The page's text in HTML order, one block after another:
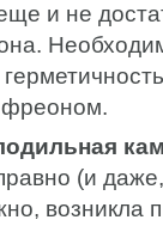
и не
фреоном.
(и
возникла